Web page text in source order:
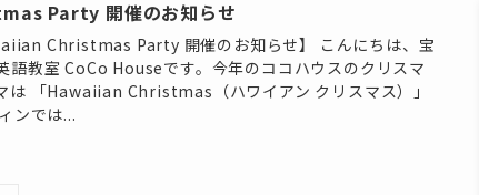
Party 開催のお知らせ
Christmas Party 開催のお知らせ】 こんにちは、宝
語教室 CoCo Houseです。今年のココハウスのクリスマ
は 「Hawaiian Christmas（ハワイアン クリスマス）」
ンでは...